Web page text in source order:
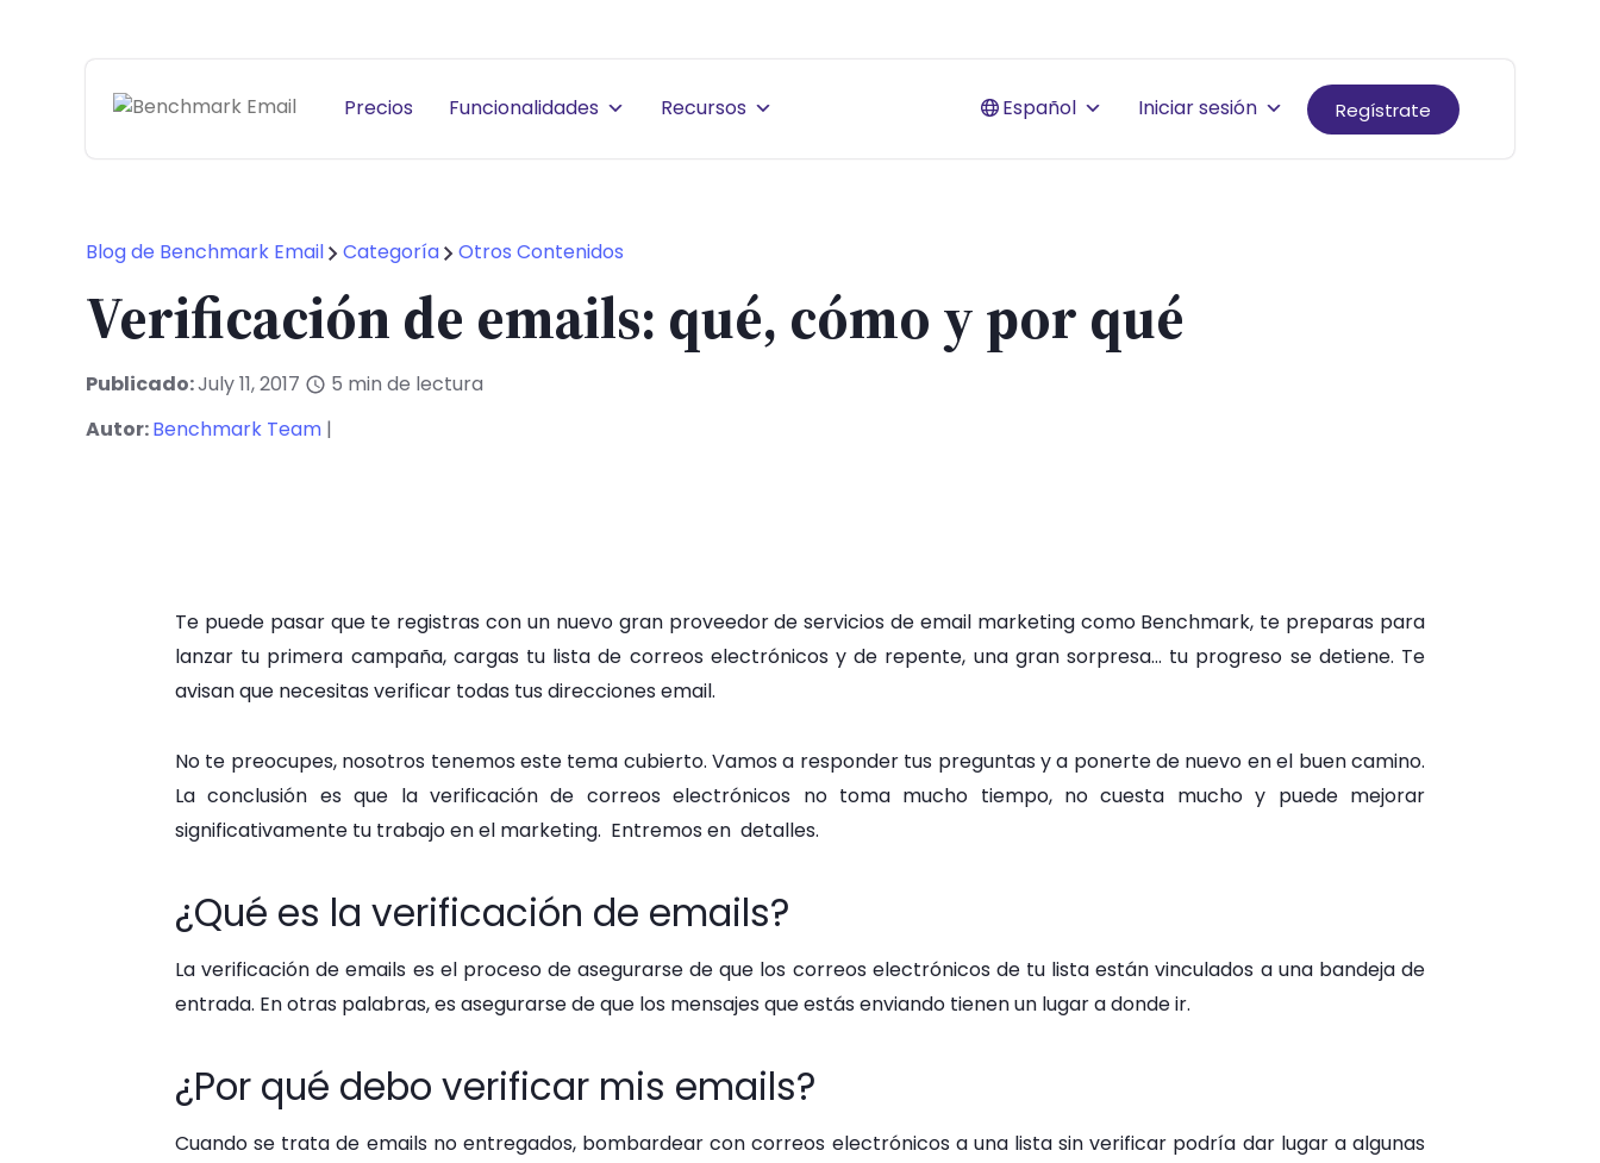
Precios Funcionalidades Recursos Regístrate
Iniciar sesión
Español
Blog de Benchmark Email Categoría Otros Contenidos
Verificación de emails: qué, cómo y por qué
Publicado:July 11, 2017 5 min de lectura
Autor:Benchmark Team |
Te puede pasar que te registras con un nuevo gran proveedor de servicios de email marketing como Benchmark, te preparas para
lanzar tu primera campaña, cargas tu lista de correos electrónicos y de repente, una gran sorpresa… tu progreso se detiene. Te
avisan que necesitas verificar todas tus direcciones email.
No te preocupes, nosotros tenemos este tema cubierto. Vamos a responder tus preguntas y a ponerte de nuevo en el buen camino.
La conclusión es que la verificación de correos electrónicos no toma mucho tiempo, no cuesta mucho y puede mejorar
significativamente tu trabajo en el marketing. Entremos en detalles.
¿Qué es la verificación de emails?
La verificación de emails es el proceso de asegurarse de que los correos electrónicos de tu lista están vinculados a una bandeja de
entrada. En otras palabras, es asegurarse de que los mensajes que estás enviando tienen un lugar a donde ir.
¿Por qué debo verificar mis emails?
Cuando se trata de emails no entregados, bombardear con correos electrónicos a una lista sin verificar podría dar lugar a algunas